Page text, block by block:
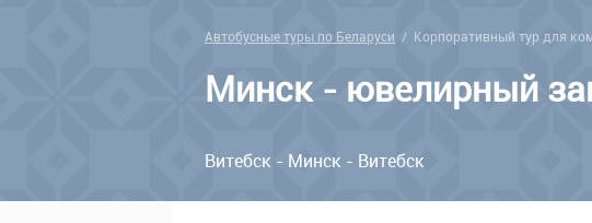
Автобусные туры по Беларуси / Корпоративный тур для
Минск - ювелирный
Витебск - Минск - Витебск